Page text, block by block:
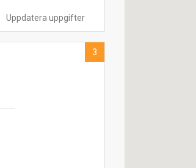
Uppdatera uppgifter
3